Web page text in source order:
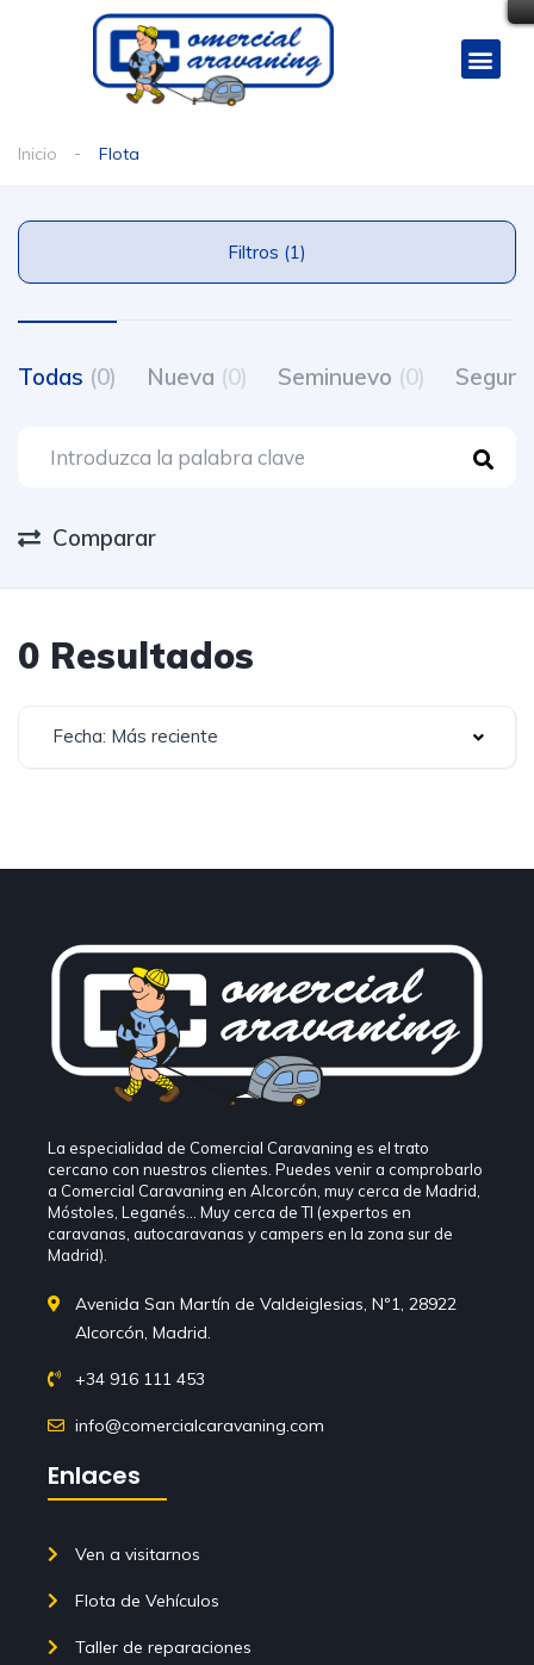
Inicio Flota
Filtros (1)
Todas (0) Nueva (0) Seminuevo (0)
Comparar
0 Resultados
Fecha: Más reciente
La especialidad de Comercial Caravaning es el trato
cercano con nuestros clientes. Puedes venir a comprobarlo
a Comercial Caravaning en Alcorcón, muy cerca de Madrid,
Móstoles, Leganés… Muy cerca de TI (expertos en
caravanas, autocaravanas y campers en la zona sur de
Madrid).
Avenida San Martín de Valdeiglesias, Nº1, 28922
Alcorcón, Madrid.
+34 916 111 453
info@comercialcaravaning.com
Enlaces
Ven a visitarnos
Flota de Vehículos
Taller de reparaciones